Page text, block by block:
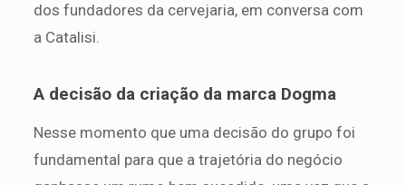
dos fundadores da cervejaria, em conversa com
a Catalisi.
A decisão da criação da marca Dogma
Nesse momento que uma decisão do grupo foi
fundamental para que a trajetória do negócio